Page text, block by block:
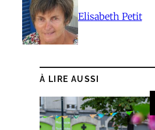
Elisabeth Petit
À LIRE AUSSI